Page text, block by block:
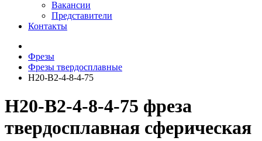
Вакансии
Представители
Контакты
Фрезы
Фрезы твердосплавные
H20-B2-4-8-4-75
H20-B2-4-8-4-75 фреза
твердосплавная сферическая